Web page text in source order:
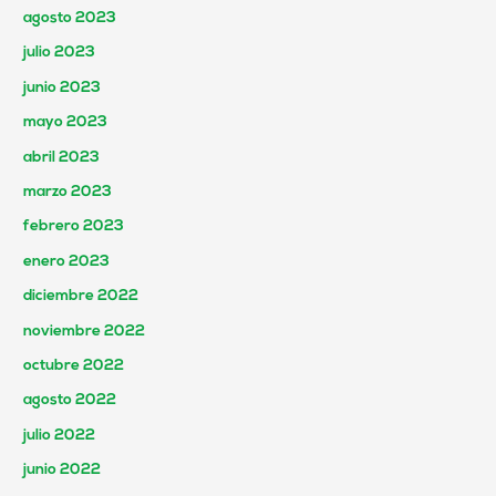
agosto 2023
julio 2023
junio 2023
mayo 2023
abril 2023
marzo 2023
febrero 2023
enero 2023
diciembre 2022
noviembre 2022
octubre 2022
agosto 2022
julio 2022
junio 2022